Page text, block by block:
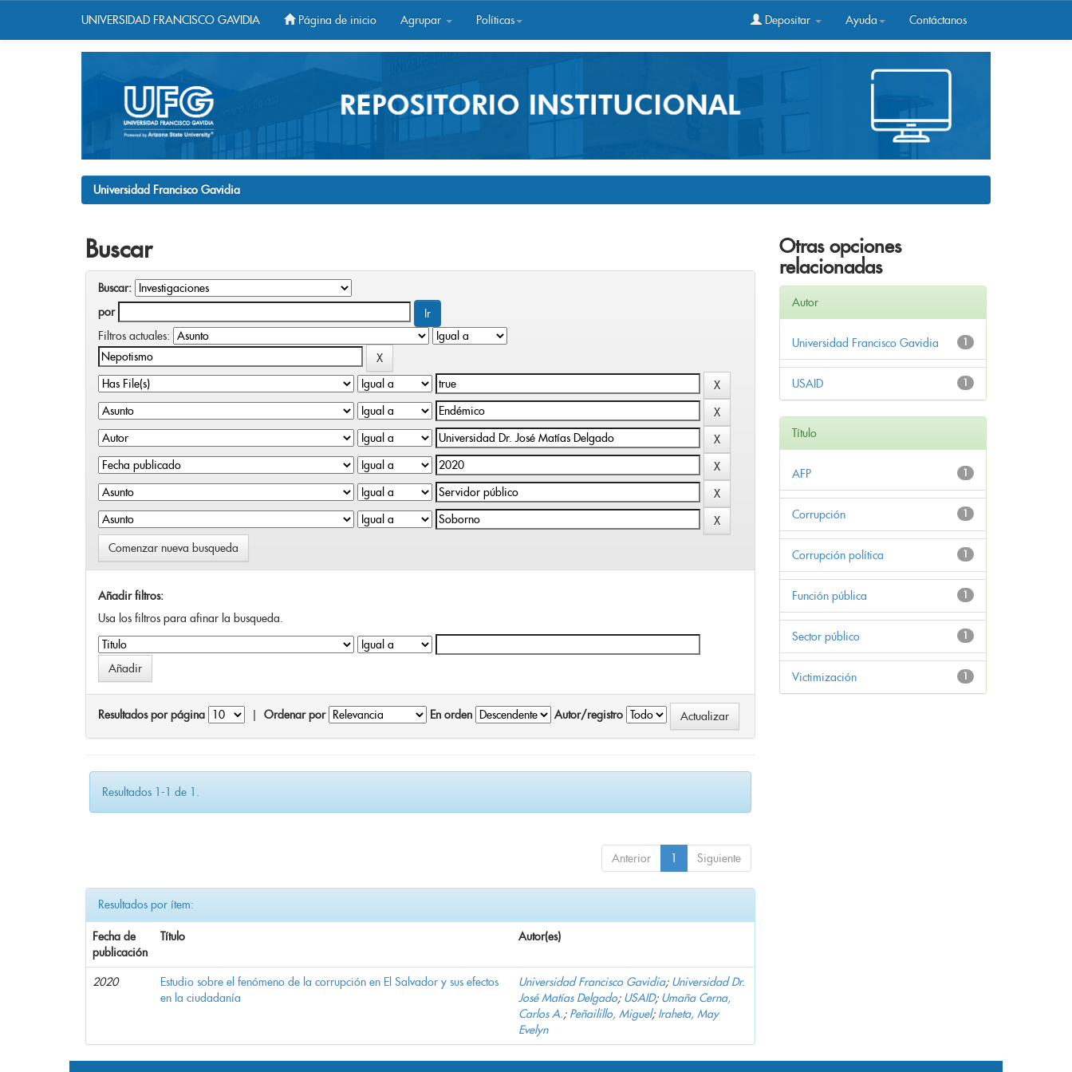
UNIVERSIDAD FRANCISCO GAVIDIA Página de inicio Agrupar Políticas Depositar Ayuda Contáctanos
Universidad Francisco Gavidia
Buscar
Buscar:
por
Filtros actuales:
Comenzar nueva busqueda
Añadir filtros:
Usa los filtros para afinar la busqueda.
Resultados por página Ordenar por En orden Autor/registro
Resultados 1-1 de 1.
Anterior 1 Siguiente
Resultados por ítem:
Fecha de
publicación
Título Autor(es)
2020
Estudio sobre el fenómeno de la corrupción en El Salvador y sus efectos
en la ciudadanía
Universidad Francisco Gavidia; Universidad Dr.
José Matías Delgado; USAID; Umaña Cerna,
Carlos A.; Peñailillo, Miguel; Iraheta, May
Evelyn
Otras opciones
relacionadas
Autor
1
Universidad Francisco Gavidia
1
USAID
Título
1
AFP
1
Corrupción
1
Corrupción política
1
Función pública
1
Sector público
1
Victimización